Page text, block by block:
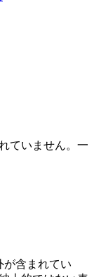
ていません。一
が含まれてい